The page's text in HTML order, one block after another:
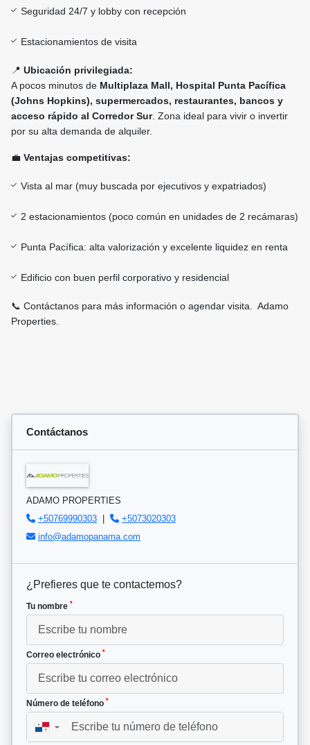
Seguridad 24/7 y lobby con recepción
Estacionamientos de visita
📍 Ubicación privilegiada:
A pocos minutos de Multiplaza Mall, Hospital Punta Pacífica
(Johns Hopkins), supermercados, restaurantes, bancos y
acceso rápido al Corredor Sur. Zona ideal para vivir o invertir
por su alta demanda de alquiler.
💼 Ventajas competitivas:
Vista al mar (muy buscada por ejecutivos y expatriados)
2 estacionamientos (poco común en unidades de 2 recámaras)
Punta Pacífica: alta valorización y excelente liquidez en renta
Edificio con buen perfil corporativo y residencial
📞 Contáctanos para más información o agendar visita. Adamo
Properties.
Contáctanos
ADAMO PROPERTIES
+50769990303 |
+5073020303
info@adamopanama.com
¿Prefieres que te contactemos?
Tu nombre *
Correo electrónico *
Número de teléfono *
▼